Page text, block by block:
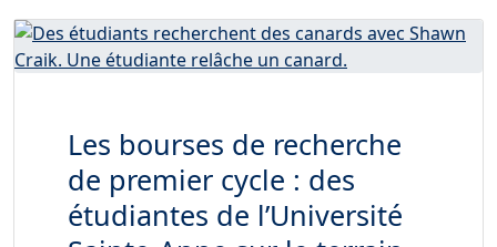
Les bourses de recherche
de premier cycle : des
étudiantes de l’Université